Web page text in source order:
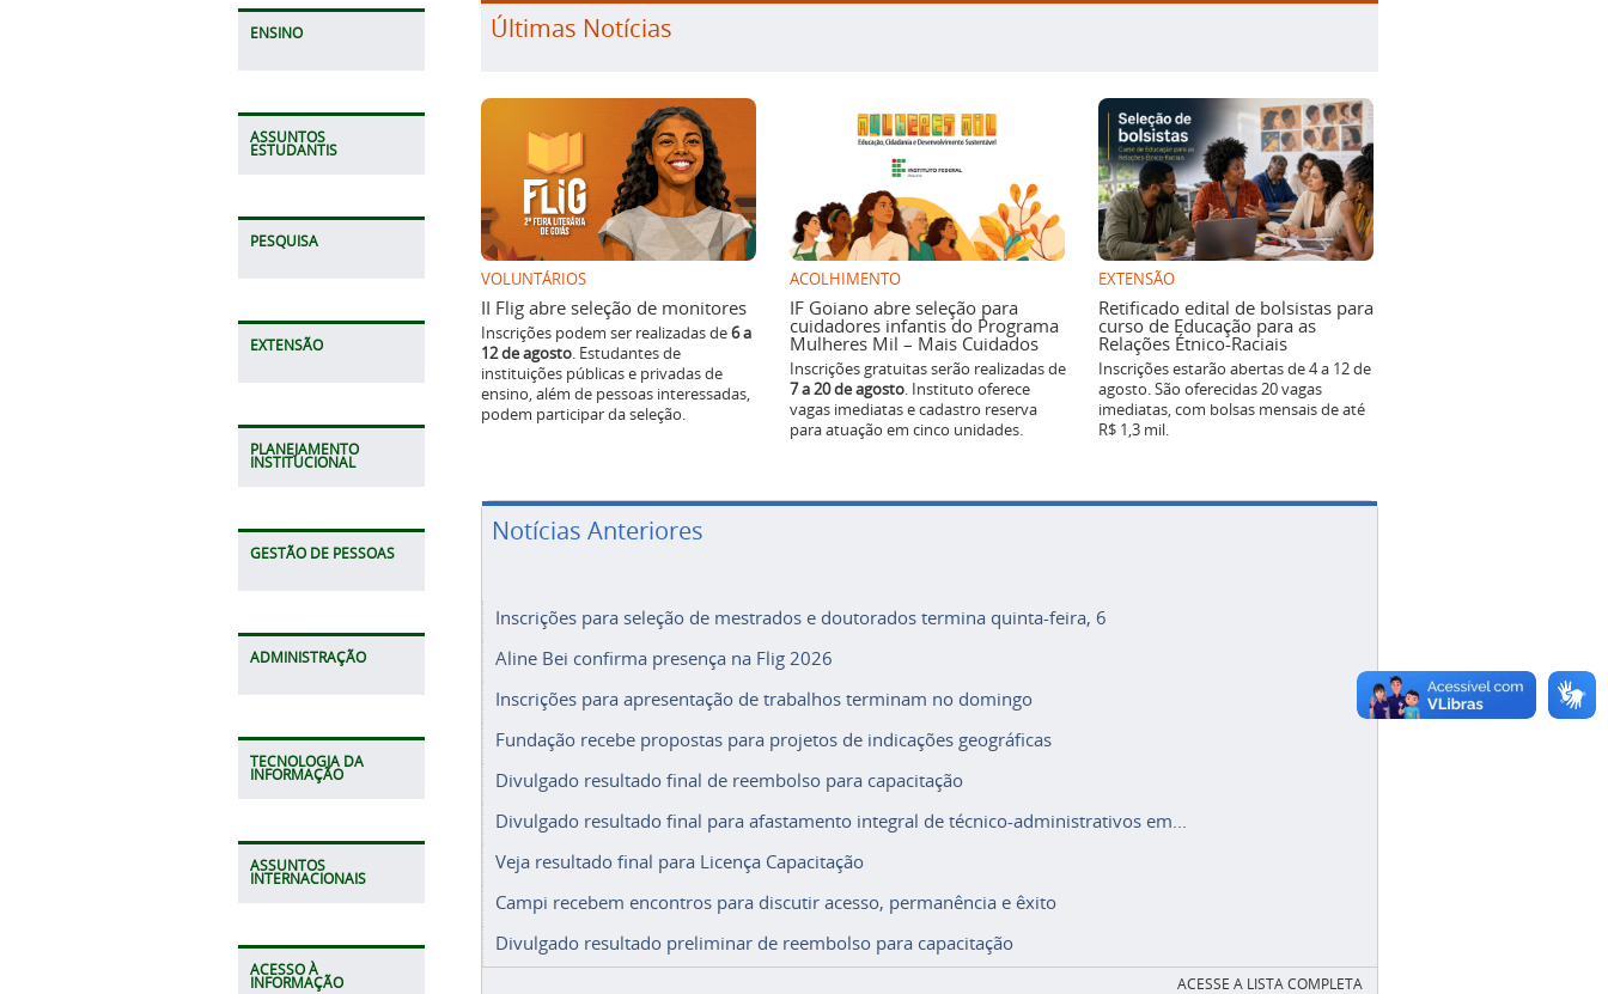
ENSINO
ASSUNTOS
ESTUDANTIS
PESQUISA
EXTENSÃO
PLANEJAMENTO
INSTITUCIONAL
GESTÃO DE PESSOAS
ADMINISTRAÇÃO
TECNOLOGIA DA
INFORMAÇÃO
ASSUNTOS
INTERNACIONAIS
ACESSO À
INFORMAÇÃO
Últimas Notícias
VOLUNTÁRIOS
II Flig abre seleção de monitores
Inscrições podem ser realizadas de6 a
12 de agosto. Estudantes de
instituições públicas e privadas de
ensino, além de pessoas interessadas,
podem participar da seleção.
ACOLHIMENTO
IF Goiano abre seleção para
cuidadores infantis do Programa
Mulheres Mil – Mais Cuidados
Inscrições gratuitas serão realizadas de
7 a 20 de agosto. Instituto oferece
vagas imediatas e cadastro reserva
para atuação em cinco unidades.
EXTENSÃO
Retificado edital de bolsistas para
curso de Educação para as
Relações Étnico-Raciais
Inscrições estarão abertas de 4 a 12 de
agosto. São oferecidas 20 vagas
imediatas, com bolsas mensais de até
R$ 1,3 mil.
Notícias Anteriores
Inscrições para seleção de mestrados e doutorados termina quinta-feira, 6
Aline Bei confirma presença na Flig 2026
Inscrições para apresentação de trabalhos terminam no domingo
Fundação recebe propostas para projetos de indicações geográficas
Divulgado resultado final de reembolso para capacitação
Divulgado resultado final para afastamento integral de técnico-administrativos em...
Veja resultado final para Licença Capacitação
Campi recebem encontros para discutir acesso, permanência e êxito
Divulgado resultado preliminar de reembolso para capacitação
ACESSE A LISTA COMPLETA